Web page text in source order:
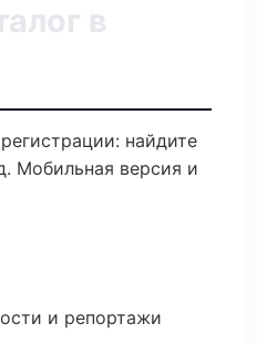
в
найдите
Мобильная версия и
и репортажи